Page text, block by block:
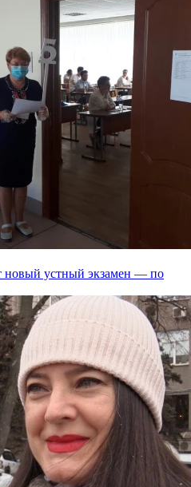
новый устный экзамен — по